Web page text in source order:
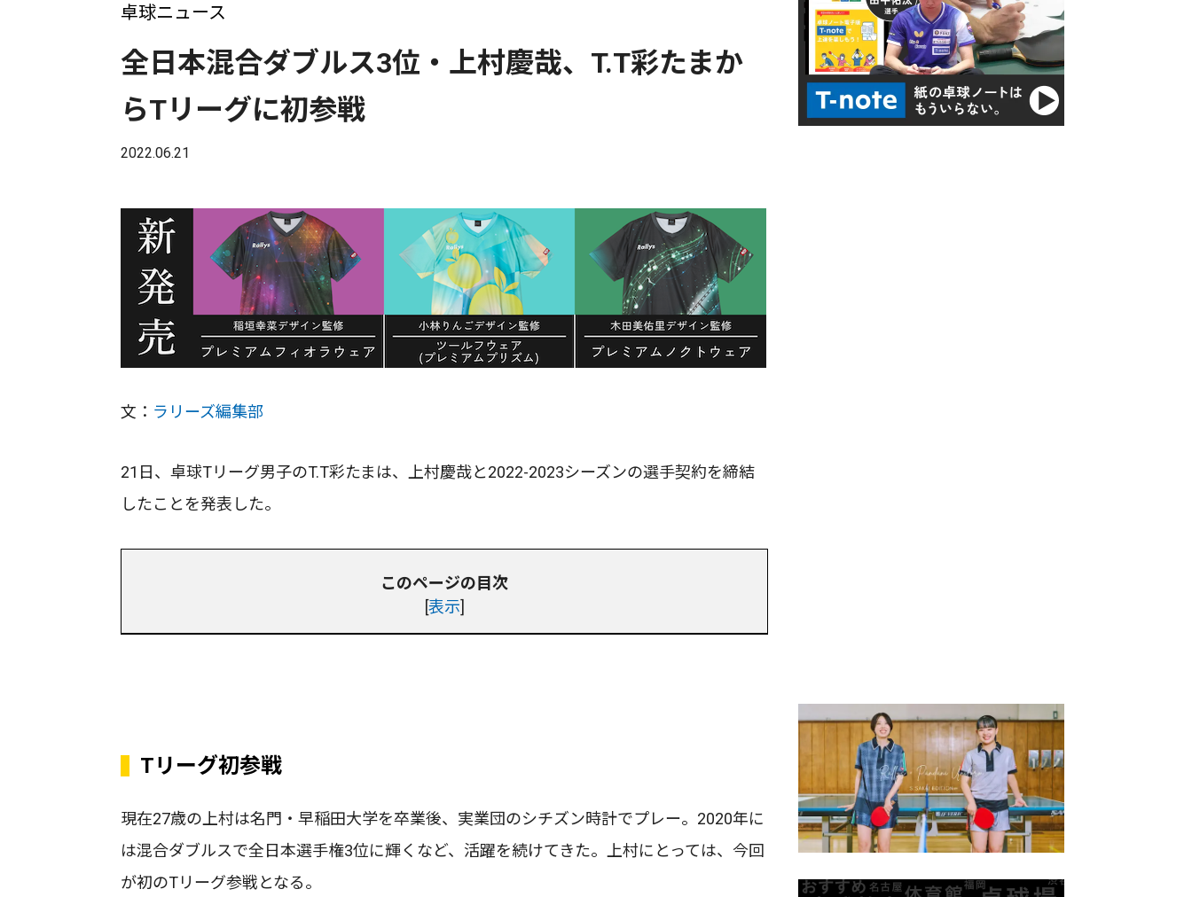
卓球ニュース
全日本混合ダブルス3位・上村慶哉、T.T彩たまか
らTリーグに初参戦
2022.06.21
文： ラリーズ編集部
21日、卓球Tリーグ男子のT.T彩たまは、上村慶哉と2022-2023シーズンの選手契約を締結
したことを発表した。
このページの目次
[表示]
Tリーグ初参戦
現在27歳の上村は名門・早稲田大学を卒業後、実業団のシチズン時計でプレー。2020年に
は混合ダブルスで全日本選手権3位に輝くなど、活躍を続けてきた。上村にとっては、今回
が初のTリーグ参戦となる。